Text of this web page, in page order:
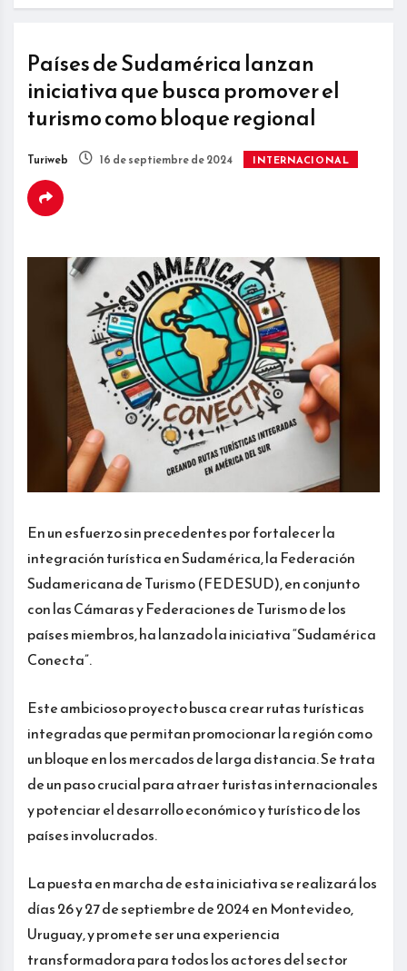
Países de Sudamérica lanzan
iniciativa que busca promover el
turismo como bloque regional
Turiweb 16 de septiembre de 2024 INTERNACIONAL
En un esfuerzo sin precedentes por fortalecer la
integración turística en Sudamérica, la Federación
Sudamericana de Turismo (FEDESUD), en conjunto
con las Cámaras y Federaciones de Turismo de los
países miembros, ha lanzado la iniciativa “Sudamérica
Conecta”.
Este ambicioso proyecto busca crear rutas turísticas
integradas que permitan promocionar la región como
un bloque en los mercados de larga distancia. Se trata
de un paso crucial para atraer turistas internacionales
y potenciar el desarrollo económico y turístico de los
países involucrados.
La puesta en marcha de esta iniciativa se realizará los
días 26 y 27 de septiembre de 2024 en Montevideo,
Uruguay, y promete ser una experiencia
transformadora para todos los actores del sector